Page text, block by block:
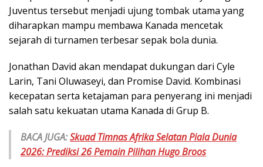
Juventus tersebut menjadi ujung tombak utama yang
diharapkan mampu membawa Kanada mencetak
sejarah di turnamen terbesar sepak bola dunia.
Jonathan David akan mendapat dukungan dari Cyle
Larin, Tani Oluwaseyi, dan Promise David. Kombinasi
kecepatan serta ketajaman para penyerang ini menjadi
salah satu kekuatan utama Kanada di Grup B.
BACA JUGA:Skuad Timnas Afrika Selatan Piala Dunia
2026: Prediksi 26 Pemain Pilihan Hugo Broos